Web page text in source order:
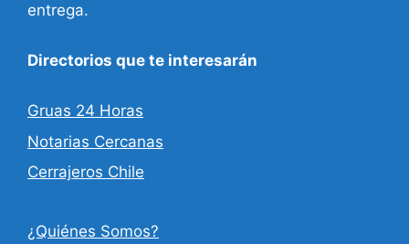
entrega.
Directorios que te interesarán
Gruas 24 Horas
Notarias Cercanas
Cerrajeros Chile
¿Quiénes Somos?